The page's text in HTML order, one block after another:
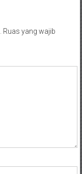
Ruas yang wajib